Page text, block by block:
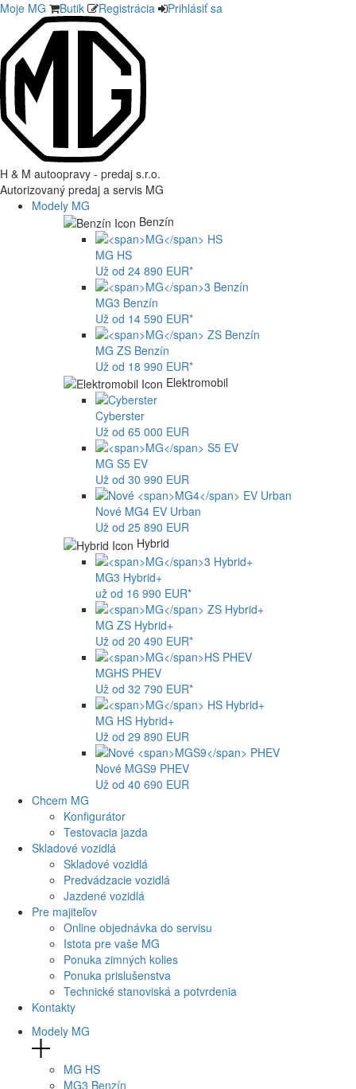
Moje MG Butik Registrácia Prihlásiť sa
H & M autoopravy - predaj s.r.o.
Autorizovaný predaj a servis MG
Modely MG
Benzín
MG HS
Už od 24 890 EUR*
MG3 Benzín
Už od 14 590 EUR*
MG ZS Benzín
Už od 18 990 EUR*
Elektromobil
Cyberster
Už od 65 000 EUR
MG S5 EV
Už od 30 990 EUR
Nové MG4 EV Urban
Už od 25 890 EUR
Hybrid
MG3 Hybrid+
už od 16 990 EUR*
MG ZS Hybrid+
Už od 20 490 EUR*
MGHS PHEV
Už od 32 790 EUR*
MG HS Hybrid+
Už od 29 890 EUR
Nové MGS9 PHEV
Už od 40 690 EUR
Chcem MG
Konfigurátor
Testovacia jazda
Skladové vozidlá
Skladové vozidlá
Predvádzacie vozidlá
Jazdené vozidlá
Pre majiteľov
Online objednávka do servisu
Istota pre vaše MG
Ponuka zimných kolies
Ponuka prislušenstva
Technické stanoviská a potvrdenia
Kontakty
Modely MG
MG HS
MG3 Benzín